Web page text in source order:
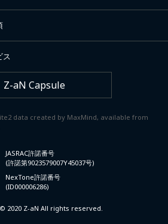
ス
Z-aN Capsule
data created by MaxMind, available from
JASRAC許諾番号
(許諾第9023579007Y45037号)
NexTone許諾番号
(ID000006286)
2020 Z-aN All rights reserved.